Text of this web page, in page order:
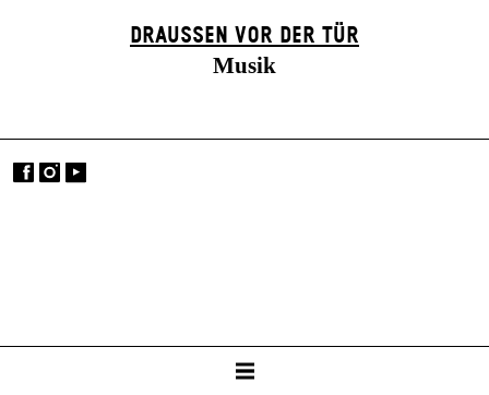
DRAUSSEN VOR DER TÜR
Musik